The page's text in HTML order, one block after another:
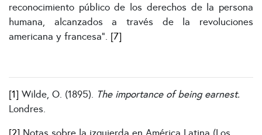
reconocimiento público de los derechos de la persona
humana, alcanzados a través de la revoluciones
americana y francesa". [7]
[1] Wilde, O. (1895). The importance of being earnest.
Londres.